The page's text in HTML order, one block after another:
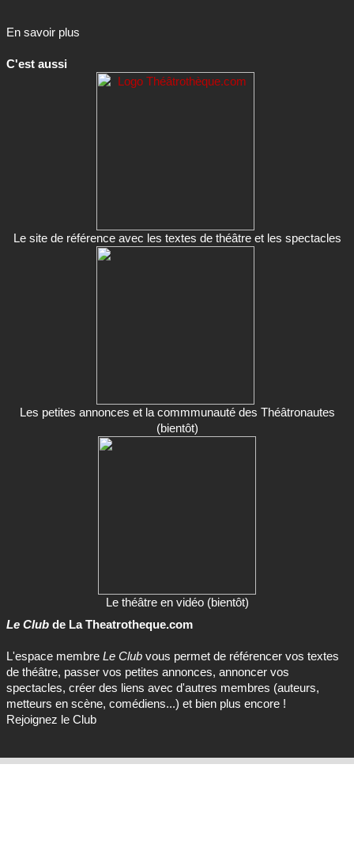
En savoir plus
C'est aussi
Le site de référence avec les textes de théâtre et les spectacles
Les petites annonces et la commmunauté des Théâtronautes
(bientôt)
Le théâtre en vidéo (bientôt)
Le Club de La Theatrotheque.com
L'espace membre Le Club vous permet de référencer vos textes
de théâtre, passer vos petites annonces, annoncer vos
spectacles, créer des liens avec d'autres membres (auteurs,
metteurs en scène, comédiens...) et bien plus encore !
Rejoignez le Club